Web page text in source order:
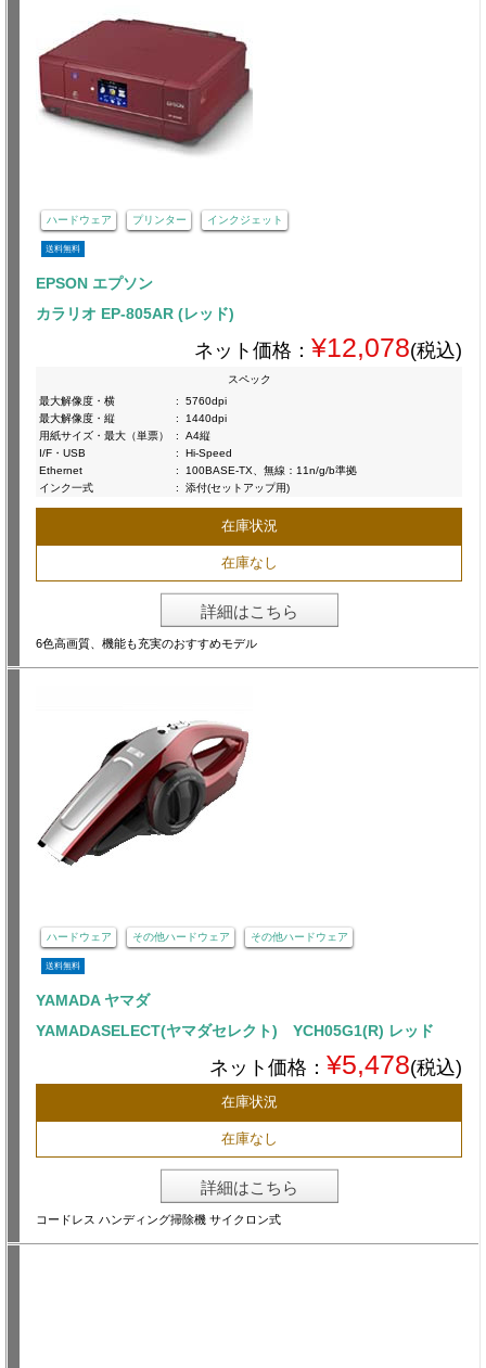
ハードウェア プリンター インクジェット
送料無料
EPSON エプソン
カラリオ EP-805AR (レッド)
ネット価格： ¥12,078(税込)
スペック
最大解像度・横
:
5760dpi
最大解像度・縦
:
1440dpi
用紙サイズ・最大（単票）
:
A4縦
I/F・USB
:
Hi-Speed
Ethernet
:
100BASE-TX、無線：11n/g/b準拠
インク一式
: 添付(セットアップ用)
在庫状況
在庫なし
詳細はこちら
6色高画質、機能も充実のおすすめモデル
ハードウェア その他ハードウェア その他ハードウェア
送料無料
YAMADA ヤマダ
YAMADASELECT(ヤマダセレクト) YCH05G1(R) レッド
ネット価格： ¥5,478(税込)
在庫状況
在庫なし
詳細はこちら
コードレス ハンディング掃除機 サイクロン式